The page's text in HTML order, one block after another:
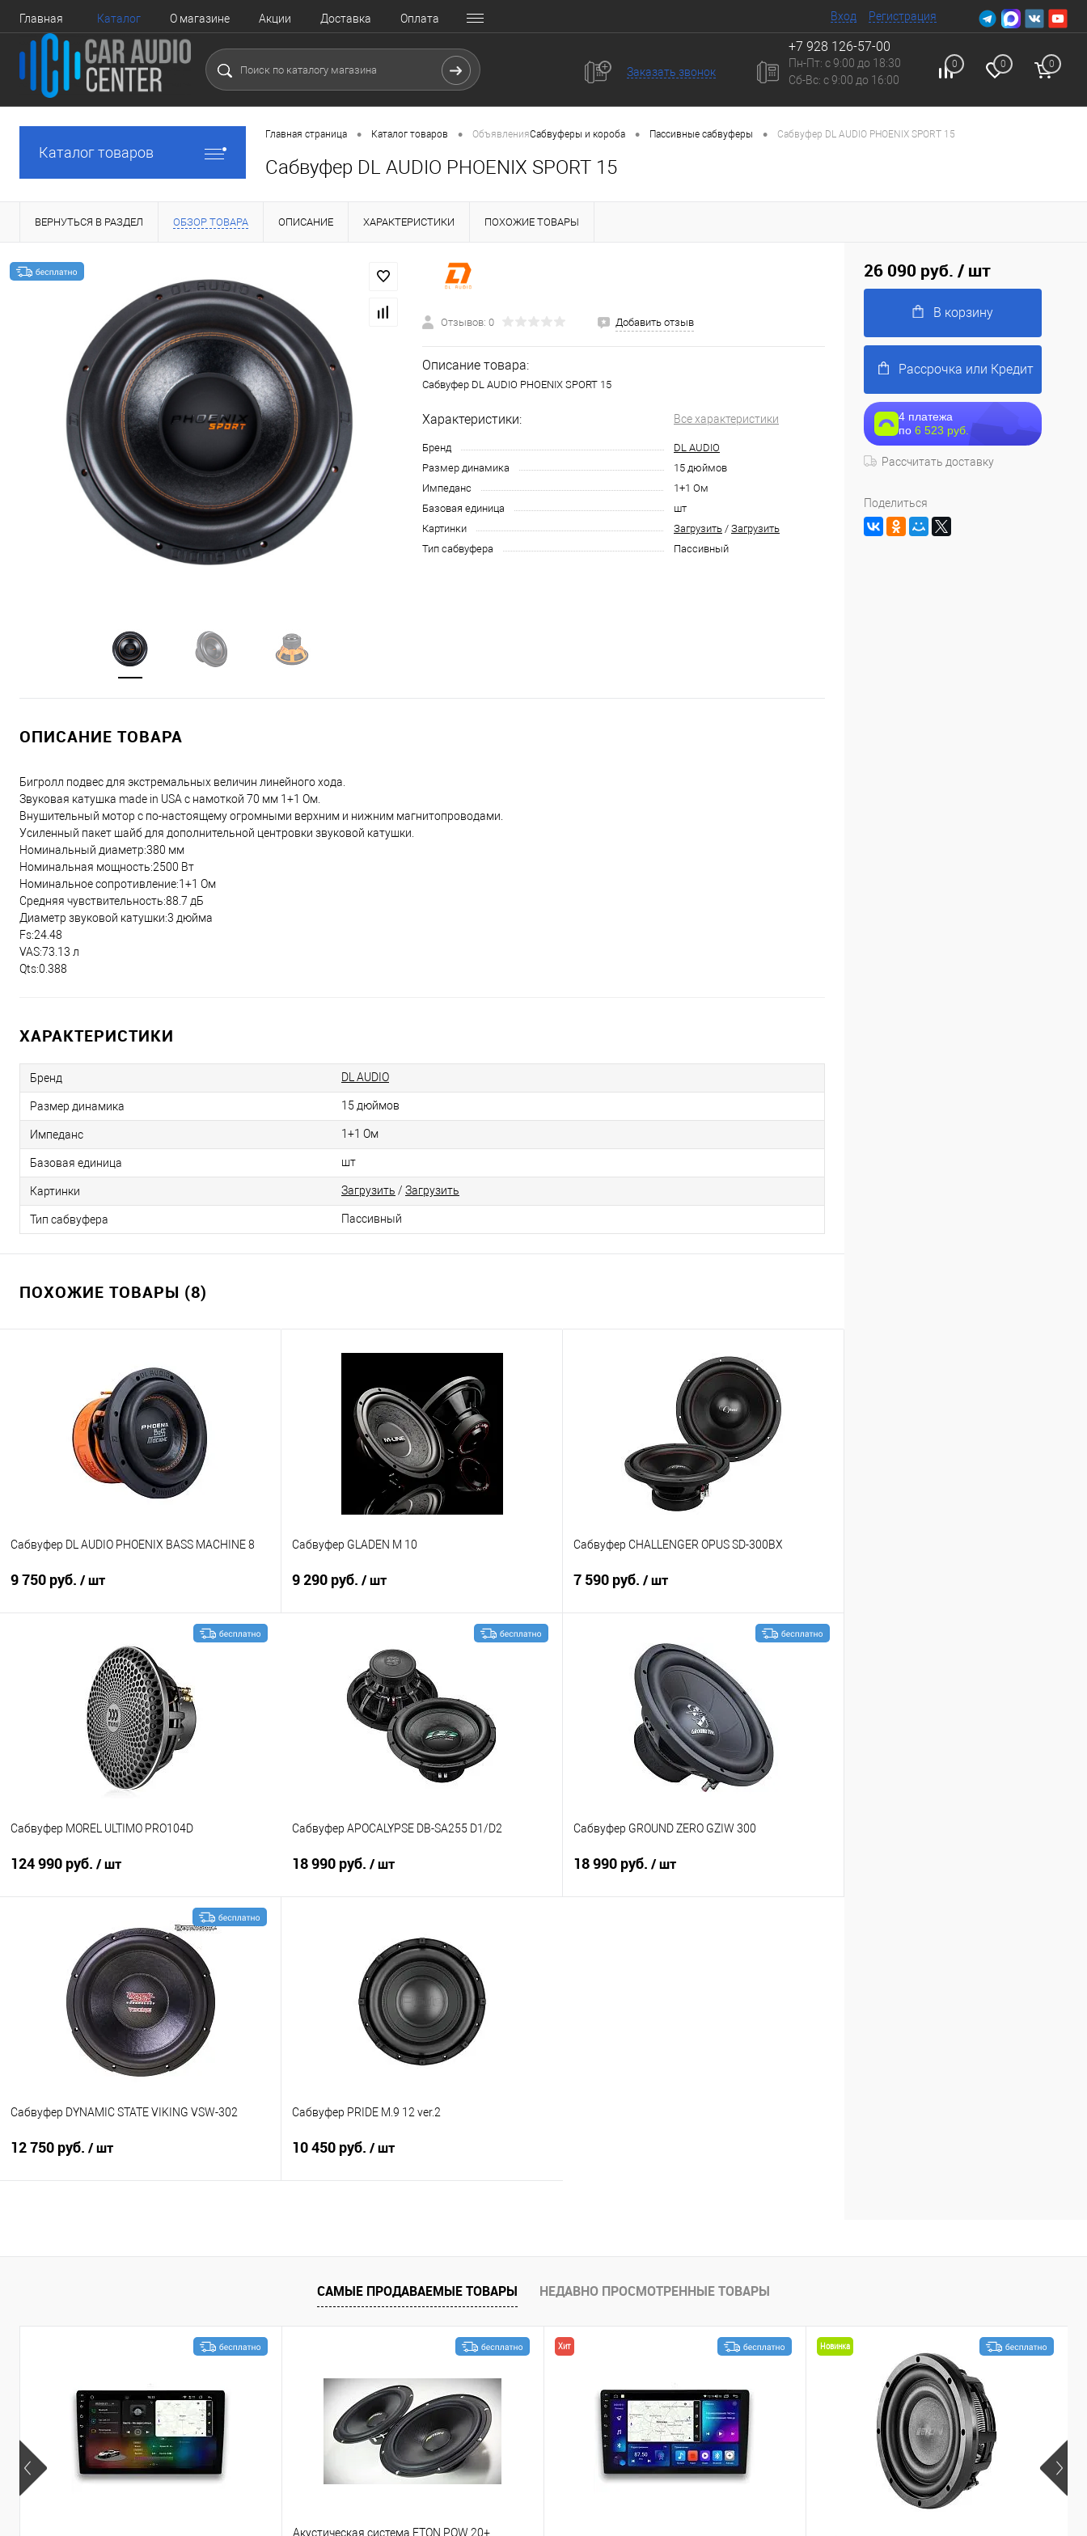
Главная Каталог О магазине Акции Доставка Оплата Вход Регистрация
Заказать звонок
+7 928 126-57-00
Пн-Пт: с 9:00 до 18:30
Сб-Вc: с 9:00 до 16:00
0 0 0
Каталог товаров
Главная страница • Каталог товаров • ОбъявленияСабвуферы и короба • Пассивные сабвуферы • Сабвуфер DL AUDIO PHOENIX SPORT 15
Сабвуфер DL AUDIO PHOENIX SPORT 15
ВЕРНУТЬСЯ В РАЗДЕЛ ОБЗОР ТОВАРА ОПИСАНИЕ ХАРАКТЕРИСТИКИ ПОХОЖИЕ ТОВАРЫ
Отзывов: 0 Добавить отзыв
Описание товара:
Сабвуфер DL AUDIO PHOENIX SPORT 15
Характеристики: Все характеристики
Бренд
DL AUDIO
Размер динамика
15 дюймов
Импеданс
1+1 Ом
Базовая единица
шт
Картинки
Загрузить / Загрузить
Тип сабвуфера
Пассивный
ОПИСАНИЕ ТОВАРА
Бигролл подвес для экстремальных величин линейного хода.
Звуковая катушка made in USA с намоткой 70 мм 1+1 Ом.
Внушительный мотор с по-настоящему огромными верхним и нижним магнитопроводами.
Усиленный пакет шайб для дополнительной центровки звуковой катушки.
Номинальный диаметр:380 мм
Номинальная мощность:2500 Вт
Номинальное сопротивление:1+1 Ом
Средняя чувствительность:88.7 дБ
Диаметр звуковой катушки:3 дюйма
Fs:24.48
VAS:73.13 л
Qts:0.388
ХАРАКТЕРИСТИКИ
Бренд DL AUDIO
Размер динамика 15 дюймов
Импеданс 1+1 Ом
Базовая единица шт
Картинки Загрузить / Загрузить
Тип сабвуфера Пассивный
ПОХОЖИЕ ТОВАРЫ (8)
Сабвуфер DL AUDIO PHOENIX BASS MACHINE 8
9 750 руб. / шт
В корзину
В избранное
Сабвуфер GLADEN M 10
9 290 руб. / шт
В корзину
Сравнение
Сабвуфер CHALLENGER OPUS SD-300BX
7 590 руб. / шт
В корзину
Сравнение В избранное
Сабвуфер MOREL ULTIMO PRO104D
124 990 руб. / шт
В корзину
Сравнение В избранное
Сабвуфер APOCALYPSE DB-SA255 D1/D2
18 990 руб. / шт
В избранное
Сабвуфер GROUND ZERO GZIW 300
18 990 руб. / шт
Сабвуфер DYNAMIC STATE VIKING VSW-302
12 750 руб. / шт
Сравнение В избранное
Сабвуфер PRIDE M.9 12 ver.2
10 450 руб. / шт
Сравнение В избранное
26 090 руб. / шт
В корзину
Рассрочка или Кредит
4 платежа
по 6 523 руб.
Рассчитать доставку
Поделиться
САМЫЕ ПРОДАВАЕМЫЕ ТОВАРЫ НЕДАВНО ПРОСМОТРЕННЫЕ ТОВАРЫ
Акустическая система ETON POW 20+
Хит Новинка